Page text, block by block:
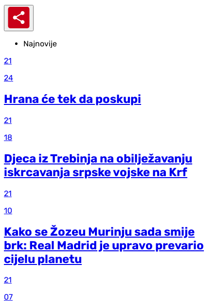
Najnovije
21
24
Hrana će tek da poskupi
21
18
Djeca iz Trebinja na obilježavanju
iskrcavanja srpske vojske na Krf
21
10
Kako se Žozeu Murinju sada smije
brk: Real Madrid je upravo prevario
cijelu planetu
21
07